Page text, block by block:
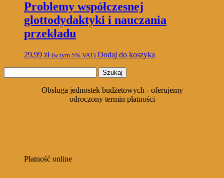
Problemy współczesnej
glottodydaktyki i nauczania
przekładu
29,99 zł (w tym 5% VAT) Dodaj do koszyka
Obsługa jednostek budżetowych - oferujemy
odroczony termin płatności
Płatność online